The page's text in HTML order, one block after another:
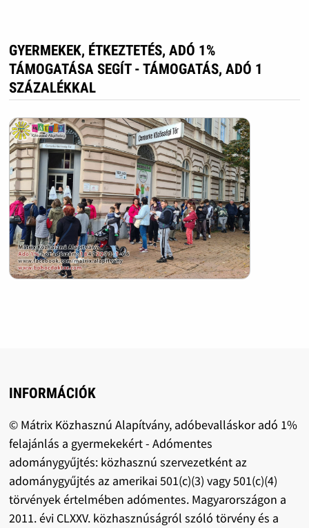
GYERMEKEK, ÉTKEZTETÉS, ADÓ 1%
TÁMOGATÁSA SEGÍT - TÁMOGATÁS, ADÓ 1
SZÁZALÉKKAL
INFORMÁCIÓK
© Mátrix Közhasznú Alapítvány, adóbevalláskor adó 1%
felajánlás a gyermekekért - Adómentes
adománygyűjtés: közhasznú szervezetként az
adománygyűjtés az amerikai 501(c)(3) vagy 501(c)(4)
törvények értelmében adómentes. Magyarországon a
2011. évi CLXXV. közhasznúságról szóló törvény és a